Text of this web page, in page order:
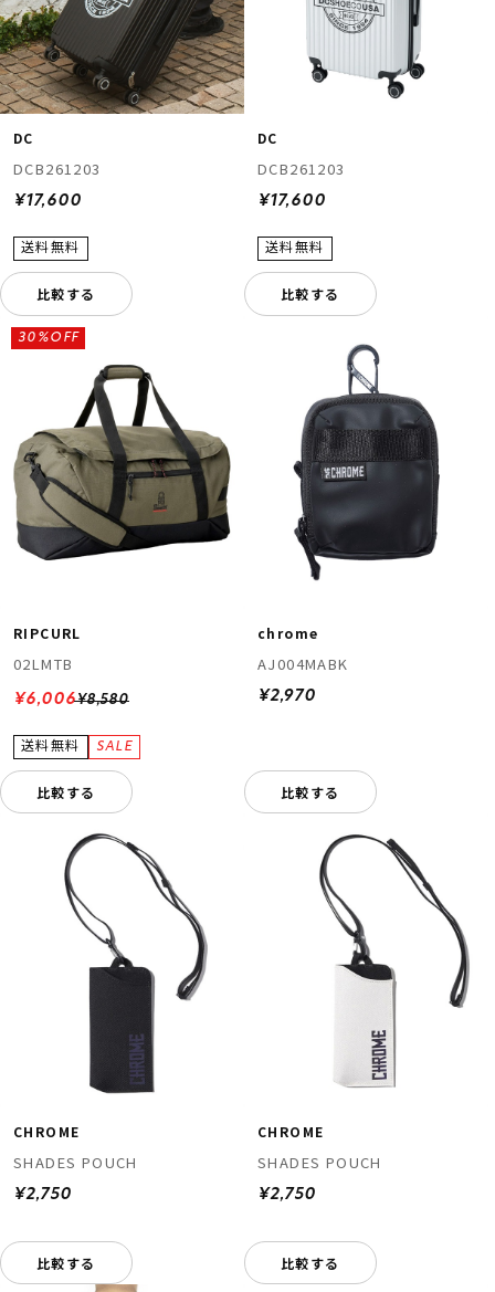
DC
DCB261203
¥17,600
比較する
DC
DCB261203
¥17,600
比較する
RIPCURL
02LMTB
¥8,580
30%OFF
¥6,006
比較する
chrome
AJ004MABK
¥2,970
比較する
CHROME
SHADES POUCH
¥2,750
比較する
CHROME
SHADES POUCH
¥2,750
比較する